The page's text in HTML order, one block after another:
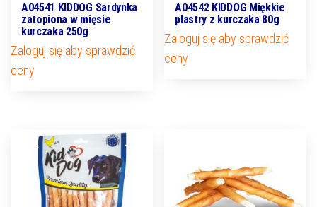
A04541 KIDDOG Sardynka
zatopiona w mięsie
kurczaka 250g
Zaloguj się aby sprawdzić
ceny
A04542 KIDDOG Miękkie
plastry z kurczaka 80g
Zaloguj się aby sprawdzić
ceny